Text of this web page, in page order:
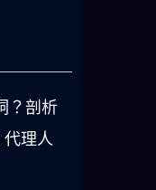
？剖析
理人